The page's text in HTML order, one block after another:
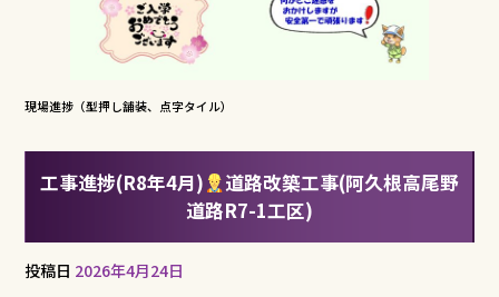
現場進捗（型押し舗装、点字タイル）
工事進捗(R8年4月)
道路改築工事(阿久根高尾野
道路R7-1工区)
投稿日 2026年4月24日